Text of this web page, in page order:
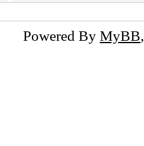
Powered By MyBB